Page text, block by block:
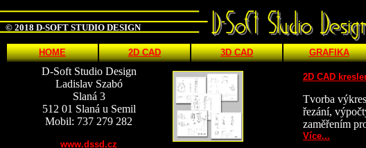
© 2018 D-SOFT STUDIO DESIGN
HOME 2D CAD 3D CAD GRAFIKA
D-Soft Studio Design
Ladislav Szabó
Slaná 3
512 01 Slaná u Semil
Mobil: 737 279 282
www.dssd.cz
2D CAD
Tvorba
řezání,
zaměřením
Více...